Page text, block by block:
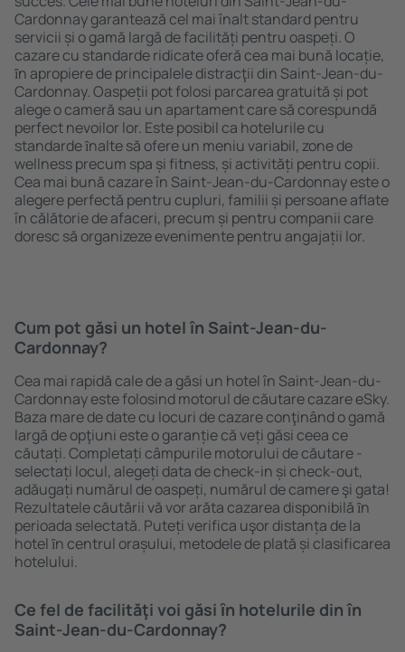
Cardonnay garantează cel mai înalt standard pentru
servicii și o gamă largă de facilități pentru oaspeți. O
cazare cu standarde ridicate oferă cea mai bună locație,
ȋn apropiere de principalele distracţii din Saint-Jean-du-
Cardonnay. Oaspeții pot folosi parcarea gratuită și pot
alege o cameră sau un apartament care să corespundă
perfect nevoilor lor. Este posibil ca hotelurile cu
standarde ȋnalte să ofere un meniu variabil, zone de
wellness precum spa și fitness, și activități pentru copii.
Cea mai bună cazare în Saint-Jean-du-Cardonnay este o
alegere perfectă pentru cupluri, familii și persoane aflate
în călătorie de afaceri, precum și pentru companii care
doresc să organizeze evenimente pentru angajații lor.
Cum pot găsi un hotel în Saint-Jean-du-
Cardonnay?
Cea mai rapidă cale de a găsi un hotel în Saint-Jean-du-
Cardonnay este folosind motorul de căutare cazare eSky.
Baza mare de date cu locuri de cazare conţinând o gamă
largă de opţiuni este o garanție că veți găsi ceea ce
căutați. Completați câmpurile motorului de căutare -
selectați locul, alegeți data de check-in și check-out,
adăugați numărul de oaspeți, numărul de camere şi gata!
Rezultatele căutării vă vor arăta cazarea disponibilă ȋn
perioada selectată. Puteți verifica uşor distanța de la
hotel ȋn centrul orașului, metodele de plată și clasificarea
hotelului.
Ce fel de facilităţi voi găsi ȋn hotelurile din în
Saint-Jean-du-Cardonnay?